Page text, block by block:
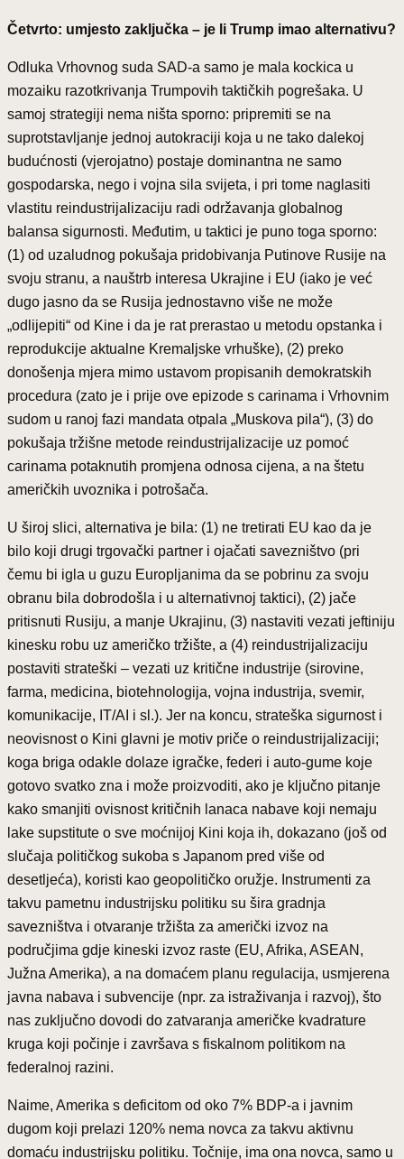
Četvrto: umjesto zaključka – je li Trump imao alternativu?
Odluka Vrhovnog suda SAD-a samo je mala kockica u
mozaiku razotkrivanja Trumpovih taktičkih pogrešaka. U
samoj strategiji nema ništa sporno: pripremiti se na
suprotstavljanje jednoj autokraciji koja u ne tako dalekoj
budućnosti (vjerojatno) postaje dominantna ne samo
gospodarska, nego i vojna sila svijeta, i pri tome naglasiti
vlastitu reindustrijalizaciju radi održavanja globalnog
balansa sigurnosti. Međutim, u taktici je puno toga sporno:
(1) od uzaludnog pokušaja pridobivanja Putinove Rusije na
svoju stranu, a nauštrb interesa Ukrajine i EU (iako je već
dugo jasno da se Rusija jednostavno više ne može
„odlijepiti“ od Kine i da je rat prerastao u metodu opstanka i
reprodukcije aktualne Kremaljske vrhuške), (2) preko
donošenja mjera mimo ustavom propisanih demokratskih
procedura (zato je i prije ove epizode s carinama i Vrhovnim
sudom u ranoj fazi mandata otpala „Muskova pila“), (3) do
pokušaja tržišne metode reindustrijalizacije uz pomoć
carinama potaknutih promjena odnosa cijena, a na štetu
američkih uvoznika i potrošača.
U široj slici, alternativa je bila: (1) ne tretirati EU kao da je
bilo koji drugi trgovački partner i ojačati savezništvo (pri
čemu bi igla u guzu Europljanima da se pobrinu za svoju
obranu bila dobrodošla i u alternativnoj taktici), (2) jače
pritisnuti Rusiju, a manje Ukrajinu, (3) nastaviti vezati jeftiniju
kinesku robu uz američko tržište, a (4) reindustrijalizaciju
postaviti strateški – vezati uz kritične industrije (sirovine,
farma, medicina, biotehnologija, vojna industrija, svemir,
komunikacije, IT/AI i sl.). Jer na koncu, strateška sigurnost i
neovisnost o Kini glavni je motiv priče o reindustrijalizaciji;
koga briga odakle dolaze igračke, federi i auto-gume koje
gotovo svatko zna i može proizvoditi, ako je ključno pitanje
kako smanjiti ovisnost kritičnih lanaca nabave koji nemaju
lake supstitute o sve moćnijoj Kini koja ih, dokazano (još od
slučaja političkog sukoba s Japanom pred više od
desetljeća), koristi kao geopolitičko oružje. Instrumenti za
takvu pametnu industrijsku politiku su šira gradnja
savezništva i otvaranje tržišta za američki izvoz na
područjima gdje kineski izvoz raste (EU, Afrika, ASEAN,
Južna Amerika), a na domaćem planu regulacija, usmjerena
javna nabava i subvencije (npr. za istraživanja i razvoj), što
nas zuključno dovodi do zatvaranja američke kvadrature
kruga koji počinje i završava s fiskalnom politikom na
federalnoj razini.
Naime, Amerika s deficitom od oko 7% BDP-a i javnim
dugom koji prelazi 120% nema novca za takvu aktivnu
domaću industrijsku politiku. Točnije, ima ona novca, samo u